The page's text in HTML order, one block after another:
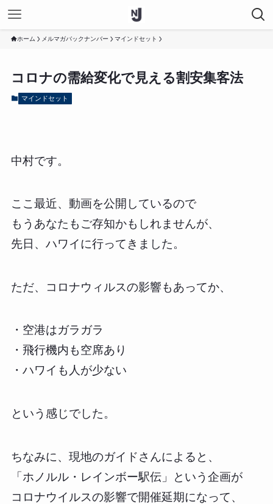
ホーム メルマガバックナンバー マインドセット
コロナの需給変化で見える割安集客法
マインドセット
中村です。
ここ最近、動画を公開しているので
もうあなたもご存知かもしれませんが、
先日、ハワイに行ってきました。
ただ、コロナウィルスの影響もあってか、
・空港はガラガラ
・飛行機内も空席あり
・ハワイも人が少ない
という感じでした。
ちなみに、現地のガイドさんによると、
「ホノルル・レインボー駅伝」という企画が
コロナウイルスの影響で開催延期になって、